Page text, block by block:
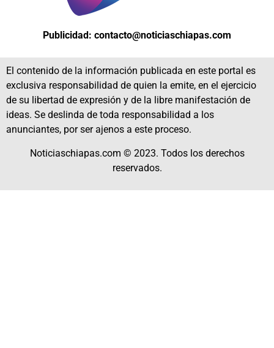
Publicidad: contacto@noticiaschiapas.com
El contenido de la información publicada en este portal es
exclusiva responsabilidad de quien la emite, en el ejercicio
de su libertad de expresión y de la libre manifestación de
ideas. Se deslinda de toda responsabilidad a los
anunciantes, por ser ajenos a este proceso.
Noticiaschiapas.com © 2023. Todos los derechos
reservados.